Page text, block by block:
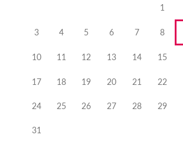
1
3 4 5 6 7 8
10 11 12 13 14 15
17 18 19 20 21 22
24 25 26 27 28 29
31